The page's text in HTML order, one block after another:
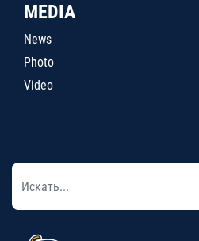
MEDIA
News
Photo
Video